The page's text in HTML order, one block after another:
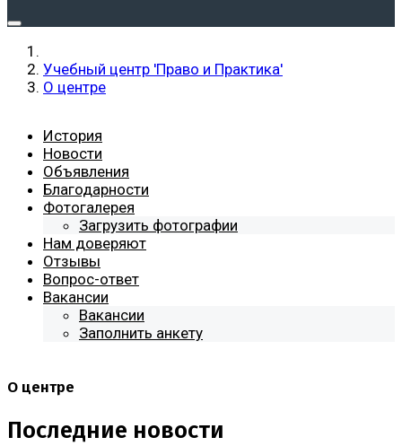
Учебный центр 'Право и Практика'
О центре
История
Новости
Объявления
Благодарности
Фотогалерея
Загрузить фотографии
Нам доверяют
Отзывы
Вопрос-ответ
Вакансии
Вакансии
Заполнить анкету
О центре
Последние новости